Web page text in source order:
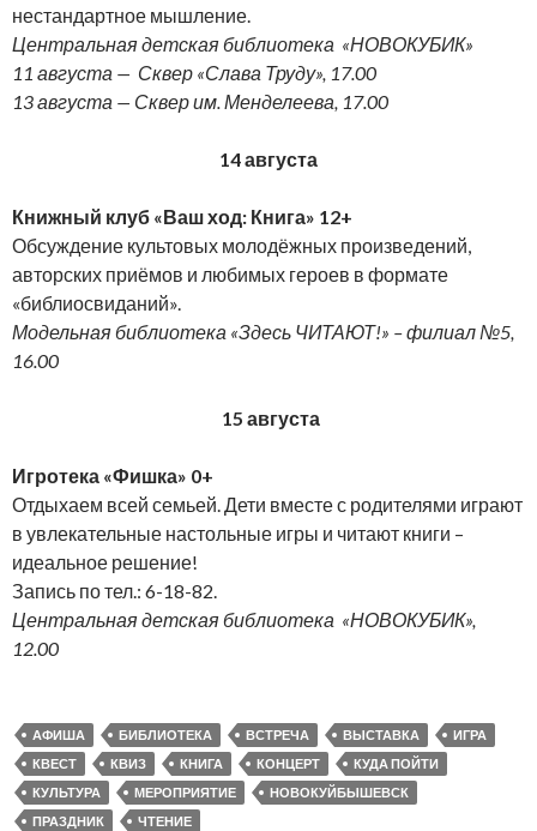
нестандартное мышление.
Центральная детская библиотека «НОВОКУБИК»
11 августа — Сквер «Слава Труду», 17.00
13 августа — Сквер им. Менделеева, 17.00
14 августа
Книжный клуб «Ваш ход: Книга» 12+
Обсуждение культовых молодёжных произведений,
авторских приёмов и любимых героев в формате
«библиосвиданий».
Модельная библиотека «Здесь ЧИТАЮТ!» – филиал №5,
16.00
15 августа
Игротека «Фишка» 0+
Отдыхаем всей семьей. Дети вместе с родителями играют
в увлекательные настольные игры и читают книги –
идеальное решение!
Запись по тел.: 6-18-82.
Центральная детская библиотека «НОВОКУБИК»,
12.00
АФИША БИБЛИОТЕКА ВСТРЕЧА ВЫСТАВКА
ИГРА
КВЕСТ
КВИЗ КНИГА КОНЦЕРТ
КУДА ПОЙТИ
КУЛЬТУРА
МЕРОПРИЯТИЕ
НОВОКУЙБЫШЕВСК
ПРАЗДНИК
ЧТЕНИЕ